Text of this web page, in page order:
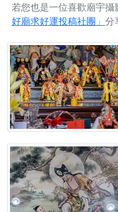
若您也是一位喜歡廟宇
好廟求好運投稿社團」 分